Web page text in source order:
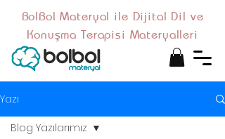
BolBol Materyal ile Dijital Dil ve
Konuşma Terapisi Materyalleri
Yazı
Blog Yazılarımız